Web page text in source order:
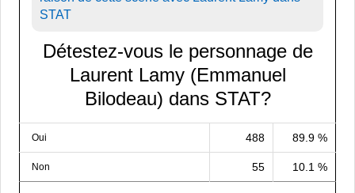
STAT
Détestez-vous le personnage de
Laurent Lamy (Emmanuel
Bilodeau) dans STAT?
Oui 488 89.9 %
Non 55 10.1 %